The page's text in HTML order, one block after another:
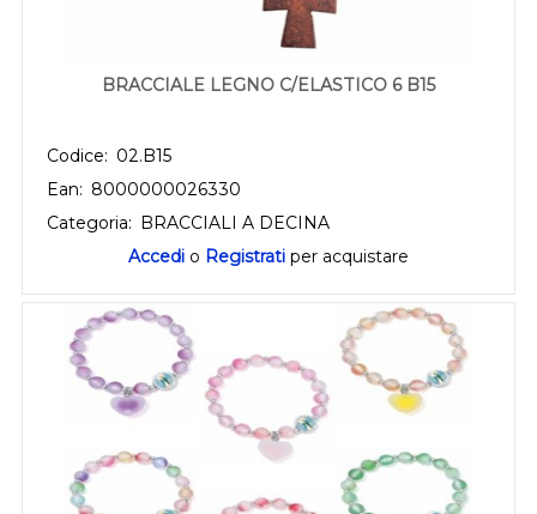
BRACCIALE LEGNO C/ELASTICO 6 B15
Codice: 02.B15
Ean: 8000000026330
Categoria: BRACCIALI A DECINA
Accedi o Registrati per acquistare